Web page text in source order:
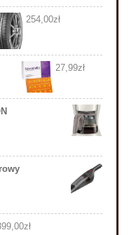
254,00zł
27,99zł
zł